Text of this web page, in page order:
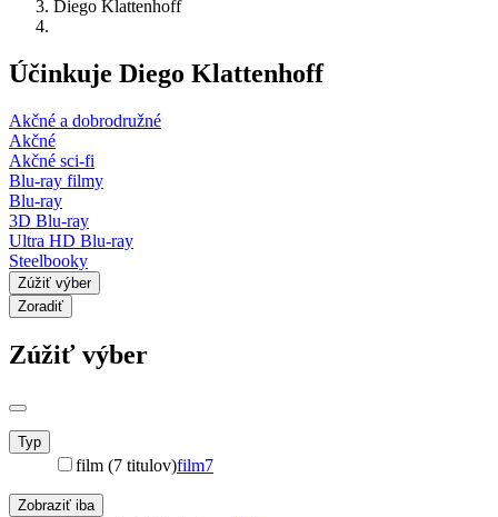
Diego Klattenhoff
Účinkuje Diego Klattenhoff
Akčné a dobrodružné
Akčné
Akčné sci-fi
Blu-ray filmy
Blu-ray
3D Blu-ray
Ultra HD Blu-ray
Steelbooky
Zúžiť výber
Zoradiť
Zúžiť výber
Typ
film (7 titulov)film7
Zobraziť iba